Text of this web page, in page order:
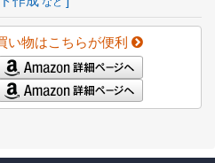
物はこちらが便利